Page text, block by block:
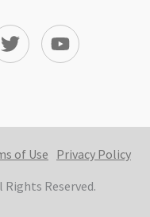
of Use
Privacy Policy
Reserved.